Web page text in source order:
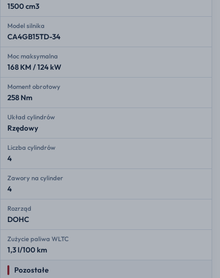
1500 cm3
Model silnika
CA4GB15TD-34
Moc maksymalna
168 KM / 124 kW
Moment obrotowy
258 Nm
Układ cylindrów
Rzędowy
Liczba cylindrów
4
Zawory na cylinder
4
Rozrząd
DOHC
Zużycie paliwa WLTC
1,3 l/100 km
Pozostałe